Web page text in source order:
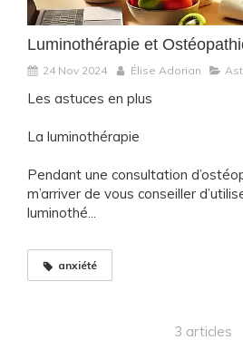
Luminothérapie et
24 Nov 2024 Élise Adorian
Les astuces en plus
La luminothérapie
Pendant une consultation
m’arriver de vous conseiller
luminothé...
anxiété
3 articles